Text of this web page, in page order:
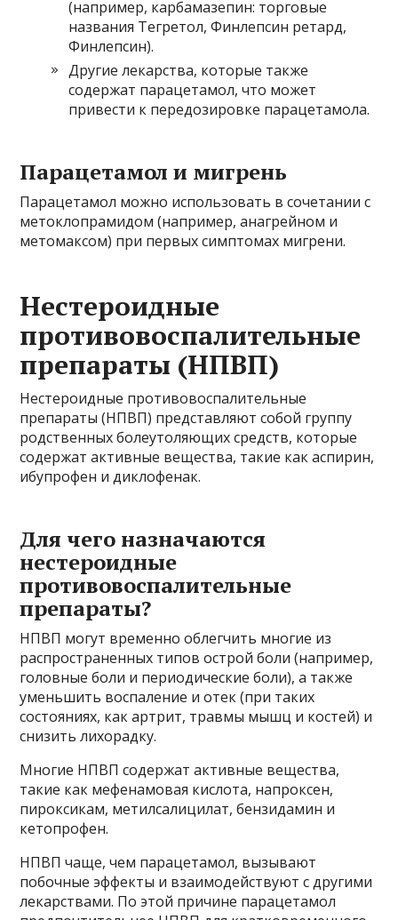
(например, карбамазепин: торговые
названия Тегретол, Финлепсин ретард,
Финлепсин).
Другие лекарства, которые также
содержат парацетамол, что может
привести к передозировке парацетамола.
Парацетамол и мигрень
Парацетамол можно использовать в сочетании с
метоклопрамидом (например, анагрейном и
метомаксом) при первых симптомах мигрени.
Нестероидные
противовоспалительные
препараты (НПВП)
Нестероидные противовоспалительные
препараты (НПВП) представляют собой группу
родственных болеутоляющих средств, которые
содержат активные вещества, такие как аспирин,
ибупрофен и диклофенак.
Для чего назначаются
нестероидные
противовоспалительные
препараты?
НПВП могут временно облегчить многие из
распространенных типов острой боли (например,
головные боли и периодические боли), а также
уменьшить воспаление и отек (при таких
состояниях, как артрит, травмы мышц и костей) и
снизить лихорадку.
Многие НПВП содержат активные вещества,
такие как мефенамовая кислота, напроксен,
пироксикам, метилсалицилат, бензидамин и
кетопрофен.
НПВП чаще, чем парацетамол, вызывают
побочные эффекты и взаимодействуют с другими
лекарствами. По этой причине парацетамол